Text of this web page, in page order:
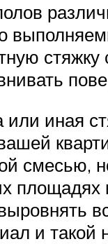
стяжку
или иная
смесью,
площадях
и